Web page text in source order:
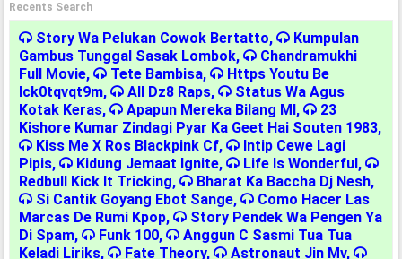
Recents Search
Story Wa Pelukan Cowok Bertatto,
Kumpulan
Gambus Tunggal Sasak Lombok,
Chandramukhi
Full Movie, Tete Bambisa,
Https Youtu Be
Ick0tqvqt9m, All Dz8 Raps,
Status Wa Agus
Kotak Keras, Apapun Mereka Bilang Ml,
23
Kishore Kumar Zindagi Pyar Ka Geet Hai Souten 1983,
Kiss Me X Ros Blackpink Cf,
Intip Cewe Lagi
Pipis, Kidung Jemaat Ignite, Life Is Wonderful,
Redbull Kick It Tricking, Bharat Ka Baccha Dj Nesh,
Si Cantik Goyang Ebot Sange,
Como Hacer Las
Marcas De Rumi Kpop,
Story Pendek Wa Pengen Ya
Di Spam, Funk 100,
Anggun C Sasmi Tua Tua
Keladi Liriks, Fate Theory, Astronaut Jin Mv,